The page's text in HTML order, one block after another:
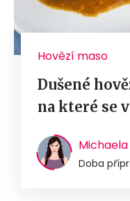
Hovězí maso
Dušené
na které se
Doba